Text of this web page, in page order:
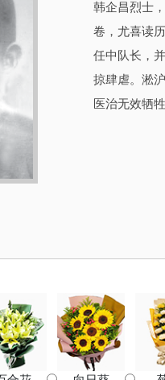
韩企昌烈士
卷，尤喜读
任中队长，
掠肆虐。淞
医治无效牺